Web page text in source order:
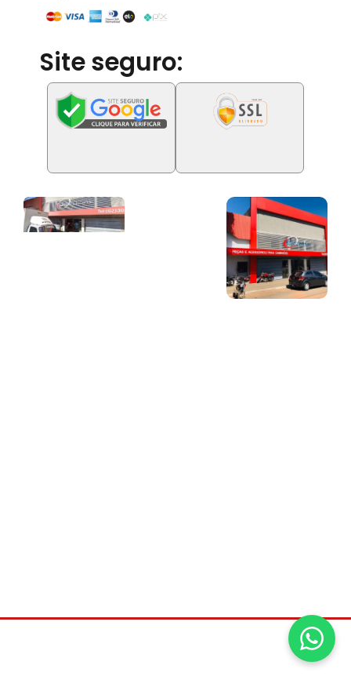
Site seguro:
Universal distribuidora, Todos os direitos